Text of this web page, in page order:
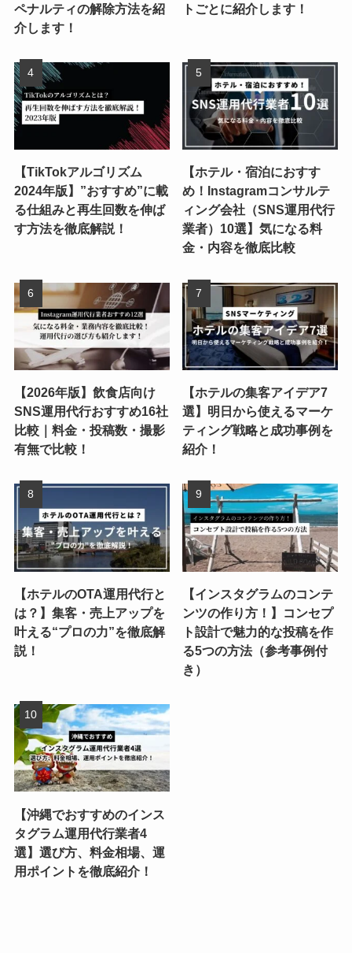
ペナルティの解除方法を紹
介します！
トごとに紹介します！
【TikTokアルゴリズム
2024年版】”おすすめ”に載
る仕組みと再生回数を伸ば
す方法を徹底解説！
【ホテル・宿泊におすす
め！Instagramコンサルテ
ィング会社（SNS運用代行
業者）10選】気になる料
金・内容を徹底比較
【2026年版】飲食店向け
SNS運用代行おすすめ16社
比較｜料金・投稿数・撮影
有無で比較！
【ホテルの集客アイデア7
選】明日から使えるマーケ
ティング戦略と成功事例を
紹介！
【ホテルのOTA運用代行と
は？】集客・売上アップを
叶える“プロの力”を徹底解
説！
【インスタグラムのコンテ
ンツの作り方！】コンセプ
ト設計で魅力的な投稿を作
る5つの方法（参考事例付
き）
【沖縄でおすすめのインス
タグラム運用代行業者4
選】選び方、料金相場、運
用ポイントを徹底紹介！